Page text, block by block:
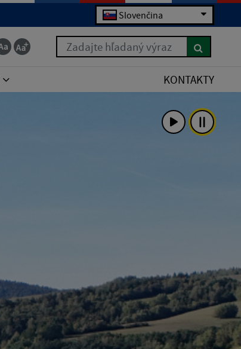
Slovenčina
Zadajte hľadaný výraz
KONTAKTY